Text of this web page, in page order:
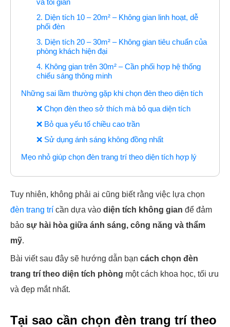
và tối giản
2. Diện tích 10 – 20m² – Không gian linh hoạt, dễ
phối đèn
3. Diện tích 20 – 30m² – Không gian tiêu chuẩn của
phòng khách hiện đại
4. Không gian trên 30m² – Cần phối hợp hệ thống
chiếu sáng thông minh
Những sai lầm thường gặp khi chọn đèn theo diện tích
❌ Chọn đèn theo sở thích mà bỏ qua diện tích
❌ Bỏ qua yếu tố chiều cao trần
❌ Sử dụng ánh sáng không đồng nhất
Mẹo nhỏ giúp chọn đèn trang trí theo diện tích hợp lý
Tuy nhiên, không phải ai cũng biết rằng việc lựa chọn
đèn trang trí cần dựa vào diện tích không gian để đảm
bảo sự hài hòa giữa ánh sáng, công năng và thẩm
mỹ.
Bài viết sau đây sẽ hướng dẫn bạn cách chọn đèn
trang trí theo diện tích phòng một cách khoa học, tối ưu
và đẹp mắt nhất.
Tại sao cần chọn đèn trang trí theo